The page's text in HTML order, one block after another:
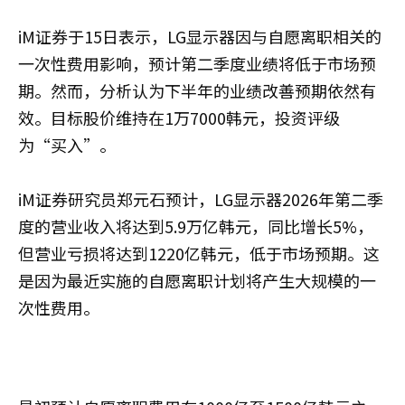
iM证券于15日表示，LG显示器因与自愿离职相关的
一次性费用影响，预计第二季度业绩将低于市场预
期。然而，分析认为下半年的业绩改善预期依然有
效。目标股价维持在1万7000韩元，投资评级
为“买入”。
iM证券研究员郑元石预计，LG显示器2026年第二季
度的营业收入将达到5.9万亿韩元，同比增长5%，
但营业亏损将达到1220亿韩元，低于市场预期。这
是因为最近实施的自愿离职计划将产生大规模的一
次性费用。